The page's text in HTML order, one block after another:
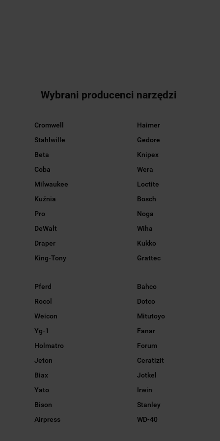
Wybrani producenci narzędzi
Cromwell
Stahlwille
Beta
Coba
Milwaukee
Kuźnia
Pro
DeWalt
Draper
King-Tony
Haimer
Gedore
Knipex
Wera
Loctite
Bosch
Noga
Wiha
Kukko
Grattec
Pferd
Rocol
Weicon
Yg-1
Holmatro
Jeton
Biax
Yato
Bison
Airpress
Bahco
Dotco
Mitutoyo
Fanar
Forum
Ceratizit
Jotkel
Irwin
Stanley
WD-40